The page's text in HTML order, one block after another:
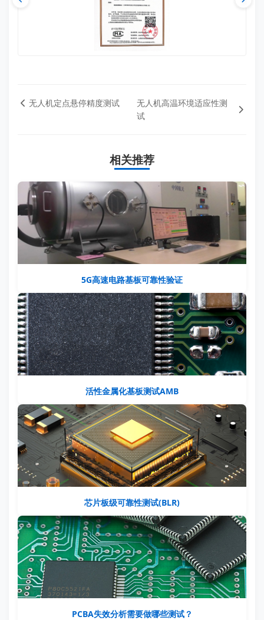
无人机定点悬停精度测试
无人机高温环境适应性测
试
相关推荐
5G高速电路基板可靠性验证
活性金属化基板测试AMB
芯片板级可靠性测试(BLR)
PCBA失效分析需要做哪些测试？